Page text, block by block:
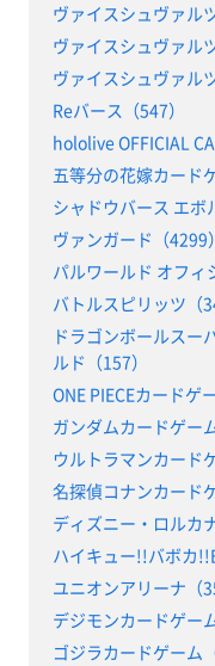
ヴァイスシュヴァル
ヴァイスシュヴァル
ヴァイスシュヴァル
Reバース（547）
hololive OFFICIAL
五等分の花嫁カード
シャドウバース エボ
ヴァンガード（4299）
パルワールド オフィ
バトルスピリッツ（
ドラゴンボールスー
ルド（157）
ONE PIECEカードゲ
ガンダムカードゲー
ウルトラマンカード
名探偵コナンカード
ディズニー・ロルカ
ハイキュー!!バボカ
ユニオンアリーナ（
デジモンカードゲー
ゴジラカードゲーム